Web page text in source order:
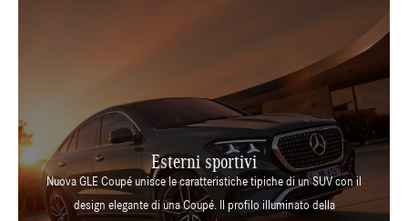
Esterni sportivi
Nuova GLE Coupé unisce le caratteristiche tipiche di un SUV con il
design elegante di una Coupé. Il profilo illuminato della